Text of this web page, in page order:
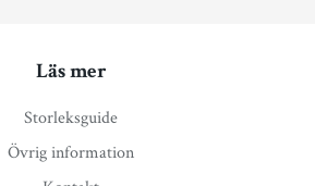
Läs mer
Storleksguide
Övrig information